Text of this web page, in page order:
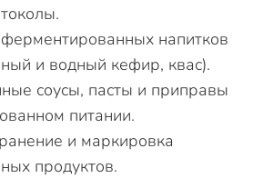
напитков
и водный кефир, квас).
соусы, пасты и приправы
питании.
и маркировка
продуктов.